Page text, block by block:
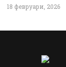
18 февруари, 2026